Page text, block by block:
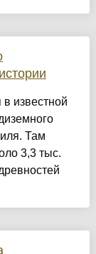
известной
Там
3,3 тыс.